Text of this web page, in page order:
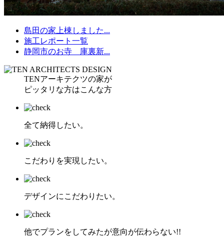
島田の家上棟しました...
施工レポート一覧
静岡市のお寺 庫裏新...
TENアーキテクツの家が
ピッタリな方はこんな方
全て納得したい。
こだわりを実現したい。
デザインにこだわりたい。
他でプランをしてみたが意向が伝わらない!!